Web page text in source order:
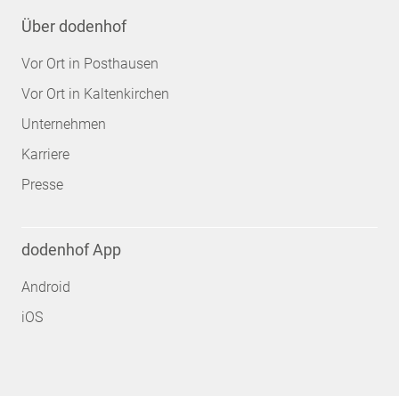
Über dodenhof
Vor Ort in Posthausen
Vor Ort in Kaltenkirchen
Unternehmen
Karriere
Presse
dodenhof App
Android
iOS